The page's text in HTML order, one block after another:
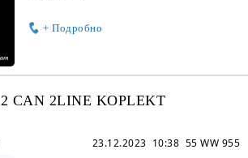
+ Подробно
CAN 2LINE KOPLEKT
55 WW 955
23.12.2023 10:38